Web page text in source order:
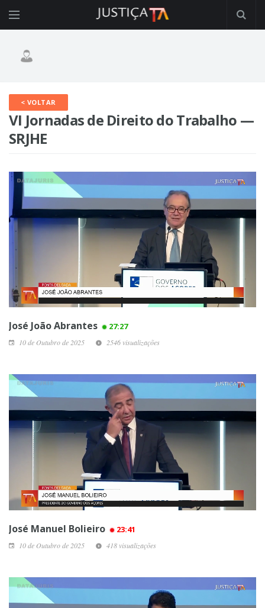
< VOLTAR
VI Jornadas de Direito do Trabalho —
SRJHE
José João Abrantes 27:27
10 de Outubro de 2025 2546 visualizações
José Manuel Bolieiro 23:41
10 de Outubro de 2025 418 visualizações